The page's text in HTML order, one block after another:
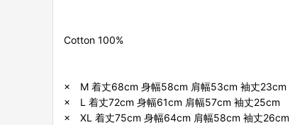
Cotton 100%
× M 着丈68cm 身幅58cm 肩幅53cm 袖丈23cm
× L 着丈72cm 身幅61cm 肩幅57cm 袖丈25cm
× XL 着丈75cm 身幅64cm 肩幅58cm 袖丈26cm